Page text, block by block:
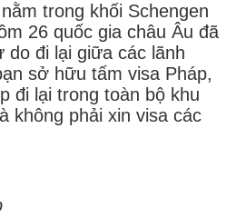
trong khối Schengen
26 quốc gia châu Âu đã
do đi lại giữa các lãnh
sở hữu tấm visa Pháp,
đi lại trong toàn bộ khu
không phải xin visa các